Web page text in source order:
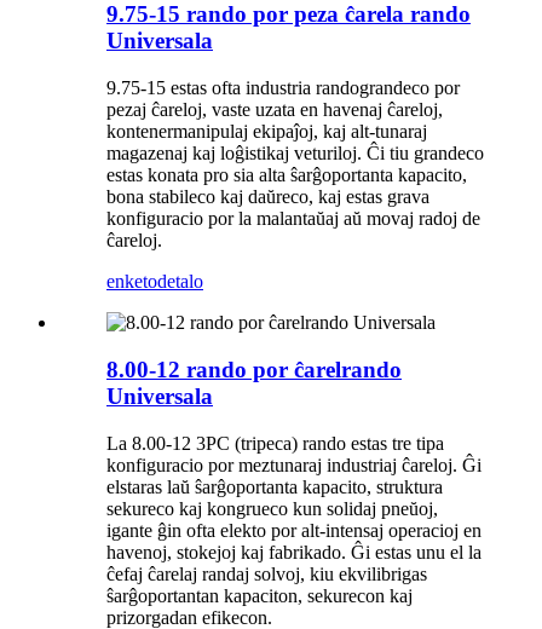
9.75-15 rando por peza ĉarela rando
Universala
9.75-15 estas ofta industria randograndeco por
pezaj ĉareloj, vaste uzata en havenaj ĉareloj,
kontenermanipulaj ekipaĵoj, kaj alt-tunaraj
magazenaj kaj loĝistikaj veturiloj. Ĉi tiu grandeco
estas konata pro sia alta ŝarĝoportanta kapacito,
bona stabileco kaj daŭreco, kaj estas grava
konfiguracio por la malantaŭaj aŭ movaj radoj de
ĉareloj.
enketodetalo
8.00-12 rando por ĉarelrando
Universala
La 8.00-12 3PC (tripeca) rando estas tre tipa
konfiguracio por meztunaraj industriaj ĉareloj. Ĝi
elstaras laŭ ŝarĝoportanta kapacito, struktura
sekureco kaj kongrueco kun solidaj pneŭoj,
igante ĝin ofta elekto por alt-intensaj operacioj en
havenoj, stokejoj kaj fabrikado. Ĝi estas unu el la
ĉefaj ĉarelaj randaj solvoj, kiu ekvilibrigas
ŝarĝoportantan kapaciton, sekurecon kaj
prizorgadan efikecon.